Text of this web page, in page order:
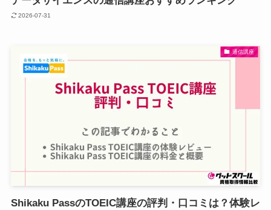
2026-07-31
通信講座
Shikaku PassのTOEIC講座の評判・口コミは？体験レ